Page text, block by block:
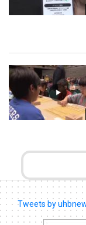
Tweets by